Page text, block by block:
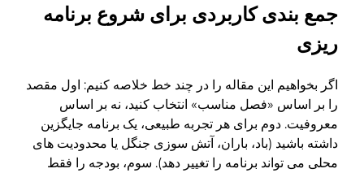
جمع بندی کاربردی برای شروع برنامه
ریزی
اگر بخواهیم این مقاله را در چند خط خلاصه کنیم: اول مقصد
را بر اساس «فصل مناسب» انتخاب کنید، نه بر اساس
معروفیت. دوم برای هر تجربه طبیعی، یک برنامه جایگزین
داشته باشید (باد، باران، آتش سوزی جنگل یا محدودیت های
محلی می تواند برنامه را تغییر دهد). سوم، بودجه را فقط